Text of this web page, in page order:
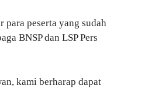
para peserta yang sudah
BNSP dan LSP Pers
kami berharap dapat